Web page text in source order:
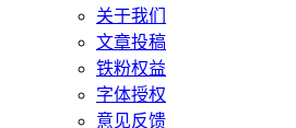
关于我们
文章投稿
铁粉权益
字体授权
意见反馈